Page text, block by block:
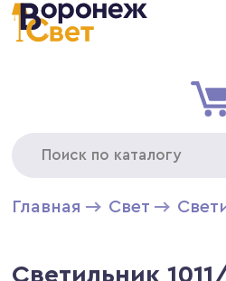
Главная Свет
Светильник